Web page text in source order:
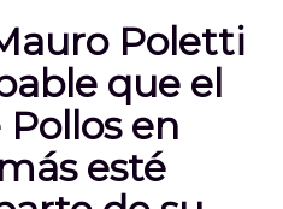
Poletti
que el
en
esté